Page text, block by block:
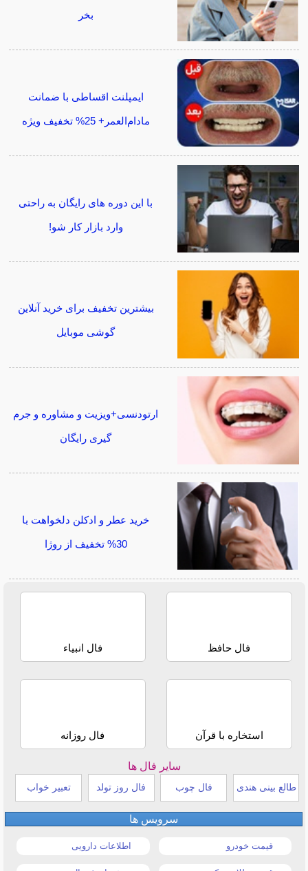
بخر
ایمپلنت اقساطی با ضمانت
مادام‌العمر+ 25% تخفیف ویژه
با این دوره های رایگان به راحتی
وارد بازار کار شو!
بیشترین تخفیف برای خرید آنلاین
گوشی موبایل
ارتودنسی+ویزیت و مشاوره و جرم
گیری رایگان
خرید عطر و ادکلن دلخواهت با
30% تخفیف از روژا
فال حافظ فال انبیاء
استخاره با قرآن فال روزانه
سایر فال ها
طالع بینی هندی فال چوب فال روز تولد تعبیر خواب
سرویس ها
قیمت خودرو اطلاعات دارویی